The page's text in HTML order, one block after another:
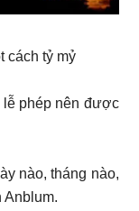
cách tỷ mỷ
lễ phép nên được
nào, tháng nào,